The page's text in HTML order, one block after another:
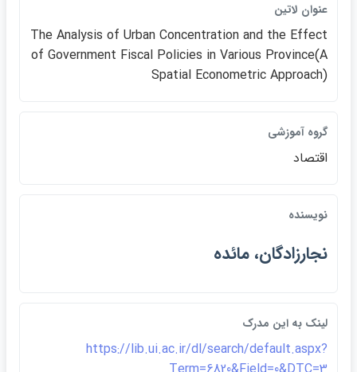
عنوان لاتين
The Analysis of Urban Concentration and the Effect
of Government Fiscal Policies in Various Province(A
Spatial Econometric Approach)
گروه آموزشي
اقتصاد
نويسنده
نجارزادگان، مائده
لينک به اين مدرک
https://lib.ui.ac.ir/dl/search/default.aspx?